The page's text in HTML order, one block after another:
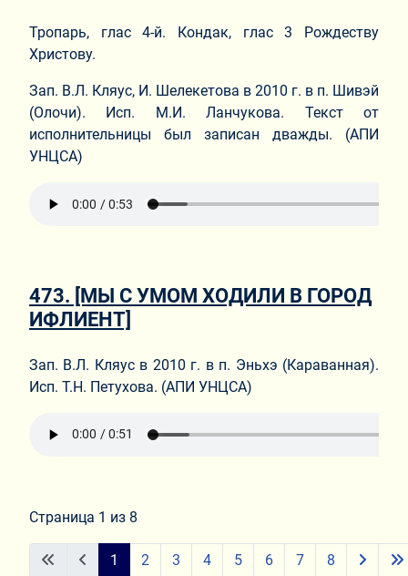
Тропарь, глас 4-й. Кондак, глас 3 Рождеству
Христову.
Зап. В.Л. Кляус, И. Шелекетова в 2010 г. в п. Шивэй
(Олочи). Исп. М.И. Ланчукова. Текст от
исполнительницы был записан дважды. (АПИ
УНЦСА)
473. [МЫ С УМОМ ХОДИЛИ В ГОРОД
ИФЛИЕНТ]
Зап. В.Л. Кляус в 2010 г. в п. Эньхэ (Караванная).
Исп. Т.Н. Петухова. (АПИ УНЦСА)
Страница 1 из 8
1 2 3 4 5 6 7 8